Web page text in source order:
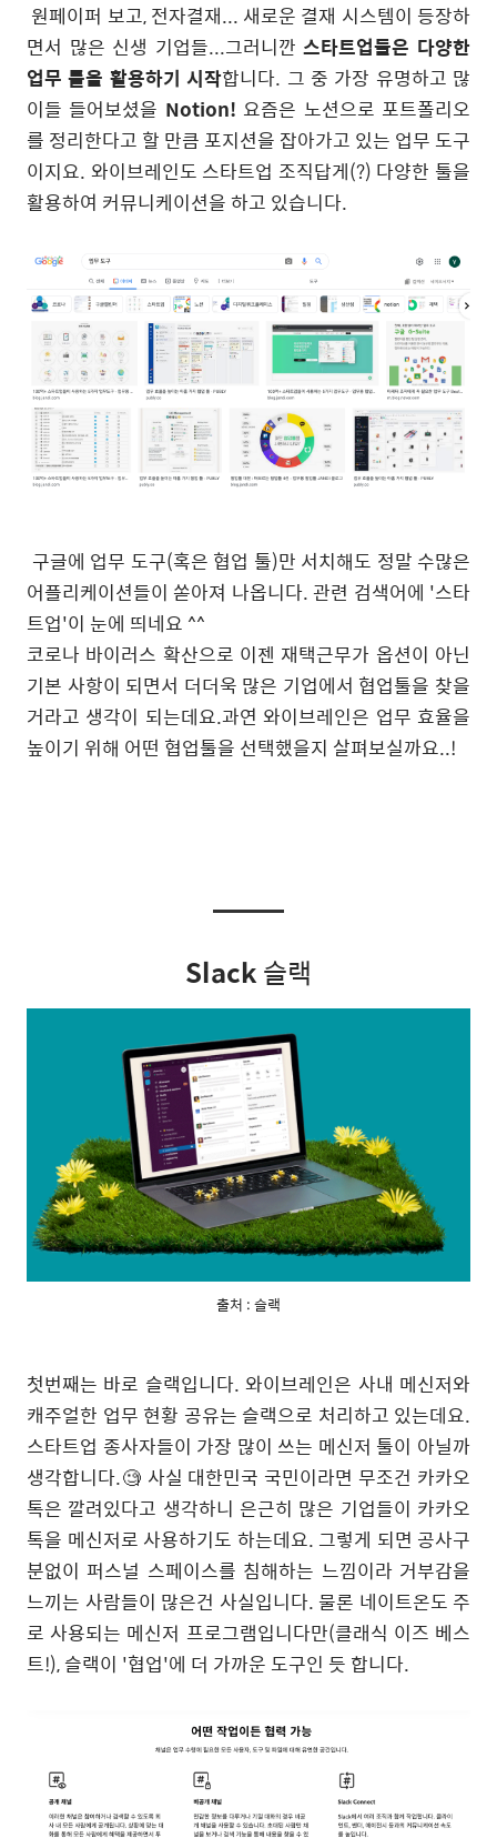
원페이퍼 보고, 전자결재... 새로운 결재 시스템이 등장하
면서 많은 신생 기업들...그러니깐스타트업들은 다양한
업무 툴을 활용하기 시작합니다. 그 중 가장 유명하고 많
이들 들어보셨을 Notion!요즘은 노션으로 포트폴리오
를 정리한다고 할 만큼 포지션을 잡아가고 있는 업무 도구
이지요. 와이브레인도 스타트업 조직답게(?) 다양한 툴을
활용하여 커뮤니케이션을 하고 있습니다.
구글에 업무 도구(혹은 협업 툴)만 서치해도 정말 수많은
어플리케이션들이 쏟아져 나옵니다. 관련 검색어에 '스타
트업'이 눈에 띄네요 ^^
코로나 바이러스 확산으로 이젠 재택근무가 옵션이 아닌
기본 사항이 되면서 더더욱 많은 기업에서 협업툴을 찾을
거라고 생각이 되는데요.과연 와이브레인은 업무 효율을
높이기 위해 어떤 협업툴을 선택했을지 살펴보실까요..!
Slack슬랙
출처 : 슬랙
첫번째는 바로 슬랙입니다. 와이브레인은 사내 메신저와
캐주얼한 업무 현황 공유는 슬랙으로 처리하고 있는데요.
스타트업 종사자들이 가장 많이 쓰는 메신저 툴이 아닐까
생각합니다.🧐 사실 대한민국 국민이라면 무조건 카카오
톡은 깔려있다고 생각하니 은근히 많은 기업들이 카카오
톡을 메신저로 사용하기도 하는데요. 그렇게 되면 공사구
분없이 퍼스널 스페이스를 침해하는 느낌이라 거부감을
느끼는 사람들이 많은건 사실입니다. 물론 네이트온도 주
로 사용되는 메신저 프로그램입니다만(클래식 이즈 베스
트!), 슬랙이 '협업'에 더 가까운 도구인 듯 합니다.